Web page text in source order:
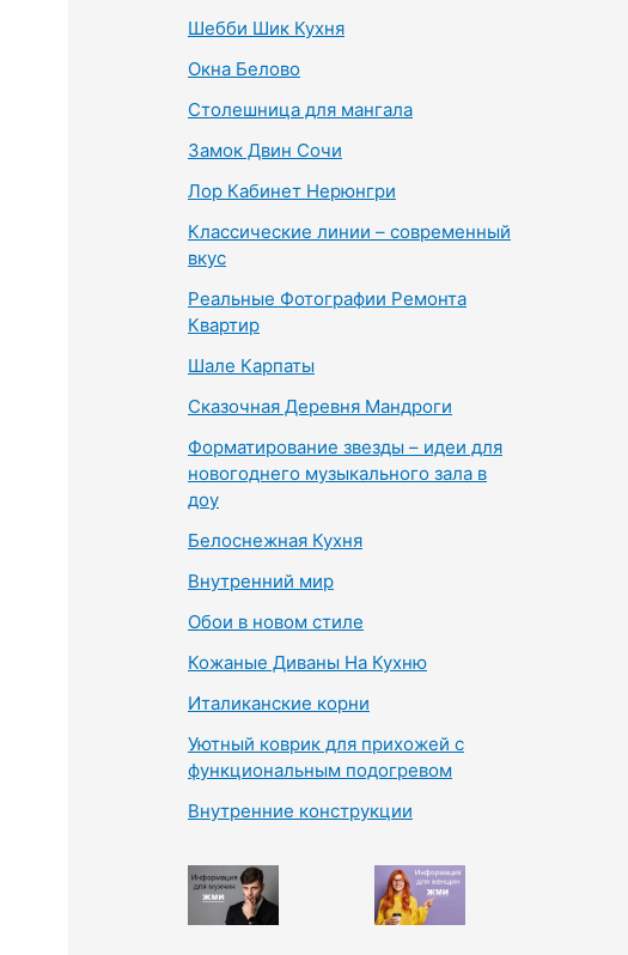
Шебби Шик Кухня
Окна Белово
Столешница для мангала
Замок Двин Сочи
Лор Кабинет Нерюнгри
Классические линии – современный
вкус
Реальные Фотографии Ремонта
Квартир
Шале Карпаты
Сказочная Деревня Мандроги
Форматирование звезды – идеи для
новогоднего музыкального зала в
доу
Белоснежная Кухня
Внутренний мир
Обои в новом стиле
Кожаные Диваны На Кухню
Италиканские корни
Уютный коврик для прихожей с
функциональным подогревом
Внутренние конструкции